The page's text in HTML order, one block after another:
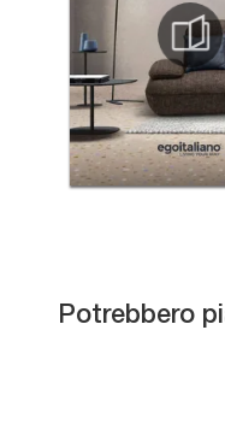
Potrebbero
Aisha
Detroit